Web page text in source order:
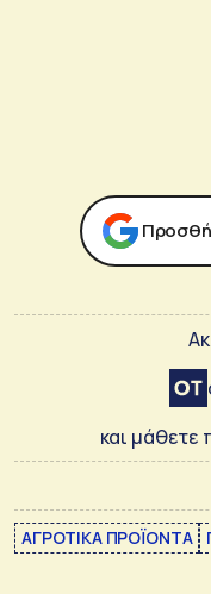
και μάθετε
ΑΓΡΟΤΙΚΑ ΠΡΟΪΟΝΤΑ